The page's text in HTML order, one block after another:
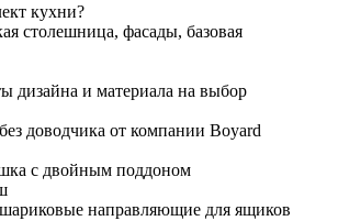
кухни?
столешница, фасады, базовая
дизайна и материала на выбор
доводчика от компании Boyard
с двойным поддоном
направляющие для ящиков